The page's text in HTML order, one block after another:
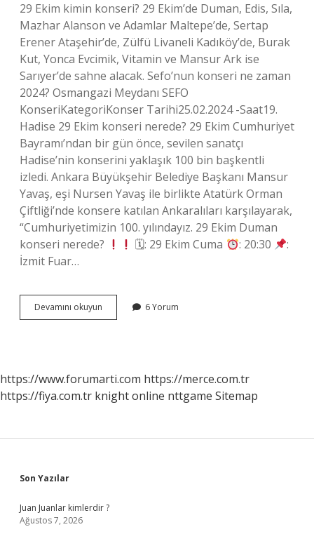
29 Ekim kimin konseri? 29 Ekim’de Duman, Edis, Sıla,
Mazhar Alanson ve Adamlar Maltepe’de, Sertap
Erener Ataşehir’de, Zülfü Livaneli Kadıköy’de, Burak
Kut, Yonca Evcimik, Vitamin ve Mansur Ark ise
Sarıyer’de sahne alacak. Sefo’nun konseri ne zaman
2024? Osmangazi Meydanı SEFO
KonseriKategoriKonser Tarihi25.02.2024 -Saat19.
Hadise 29 Ekim konseri nerede? 29 Ekim Cumhuriyet
Bayramı’ndan bir gün önce, sevilen sanatçı
Hadise’nin konserini yaklaşık 100 bin başkentli
izledi. Ankara Büyükşehir Belediye Başkanı Mansur
Yavaş, eşi Nursen Yavaş ile birlikte Atatürk Orman
Çiftliği’nde konsere katılan Ankaralıları karşılayarak,
“Cumhuriyetimizin 100. yılındayız. 29 Ekim Duman
konseri nerede?
🗓: 29 Ekim Cuma : 20:30
:
İzmit Fuar…
Devamını okuyun
Konseri
6 Yorum
https://www.forumarti.com https://merce.com.tr
https://fiya.com.tr knight online nttgame Sitemap
Sidebar
Son Yazılar
Juan Juanlar kimlerdir ?
Ağustos 7, 2026